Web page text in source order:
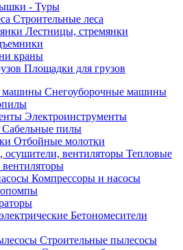
- Туры
Строительные леса
Лестницы, стремянки
краны
Площадки для грузов
Снегоуборочные машины
Электроинструменты
Сабельные пилы
Отбойные молотки
Тепловые
Компрессоры и насосы
Бетономесители
Строительные пылесосы